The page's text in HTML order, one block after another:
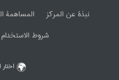
نبذة عن المرکز المساهمة
شروط الاستخدام
اختار